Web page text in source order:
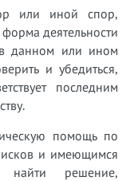
или иной спор,
деятельности
в данном или ином
и убедиться,
последним
помощь по
и имеющимся
найти решение,